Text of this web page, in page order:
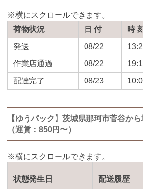
荷物状況 日 付 時 刻
発送 08/22
作業店通過 08/22
配達完了 08/23
【ゆうパック】茨城県那珂市菅谷か
（運賃：850円〜）
状態発生日 配送履歴